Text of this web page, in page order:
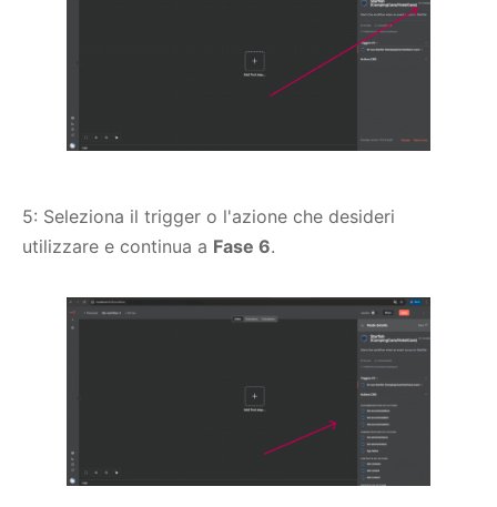
5: Seleziona il trigger o l'azione che desideri
utilizzare e continua a Fase 6.